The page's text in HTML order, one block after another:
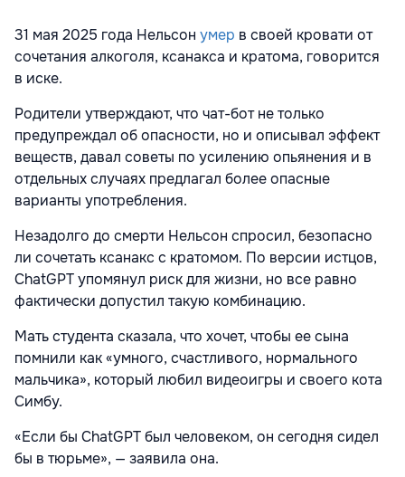
31 мая 2025 года Нельсон умер в своей кровати от
сочетания алкоголя, ксанакса и кратома, говорится
в иске.
Родители утверждают, что чат-бот не только
предупреждал об опасности, но и описывал эффект
веществ, давал советы по усилению опьянения и в
отдельных случаях предлагал более опасные
варианты употребления.
Незадолго до смерти Нельсон спросил, безопасно
ли сочетать ксанакс с кратомом. По версии истцов,
ChatGPT упомянул риск для жизни, но все равно
фактически допустил такую комбинацию.
Мать студента сказала, что хочет, чтобы ее сына
помнили как «умного, счастливого, нормального
мальчика», который любил видеоигры и своего кота
Симбу.
«Если бы ChatGPT был человеком, он сегодня сидел
бы в тюрьме», — заявила она.